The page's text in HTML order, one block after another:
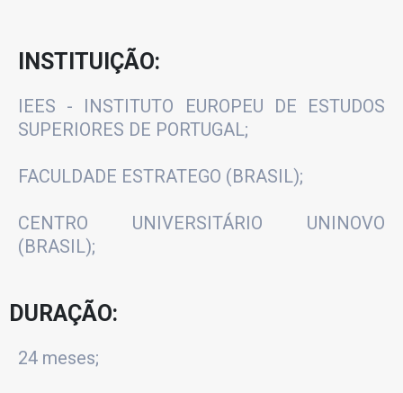
INSTITUIÇÃO:
IEES - INSTITUTO EUROPEU DE ESTUDOS
SUPERIORES DE PORTUGAL;
FACULDADE ESTRATEGO (BRASIL);
CENTRO UNIVERSITÁRIO UNINOVO
(BRASIL);
DURAÇÃO:
24 meses;